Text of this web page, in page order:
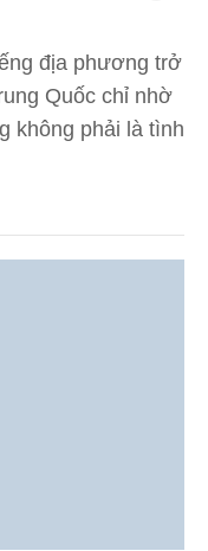
địa phương trở
Quốc chỉ nhờ
không phải là tình